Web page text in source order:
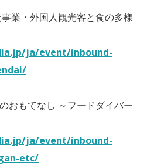
業・外国人観光客と食の多様
ja/event/inbound-
もてなし ～フードダイバー
ja/event/inbound-
etc/